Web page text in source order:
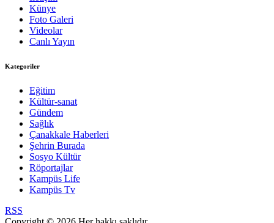
Künye
Foto Galeri
Videolar
Canlı Yayın
Kategoriler
Eğitim
Kültür-sanat
Gündem
Sağlık
Çanakkale Haberleri
Şehrin Burada
Sosyo Kültür
Röportajlar
Kampüs Life
Kampüs Tv
RSS